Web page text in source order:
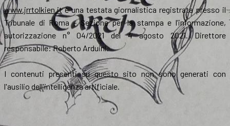
www.jrrtolkien.itè una testata giornalistica registrata presso il
Tribunale di Roma - Sezione per la stampa e l’informazione,
autorizzazione n° 04/2021 del 4 agosto 2021. Direttore
responsabile: Roberto Arduini.
I contenuti presenti su questo sito non sono generati con
l'ausilio dell'intelligenza artificiale.